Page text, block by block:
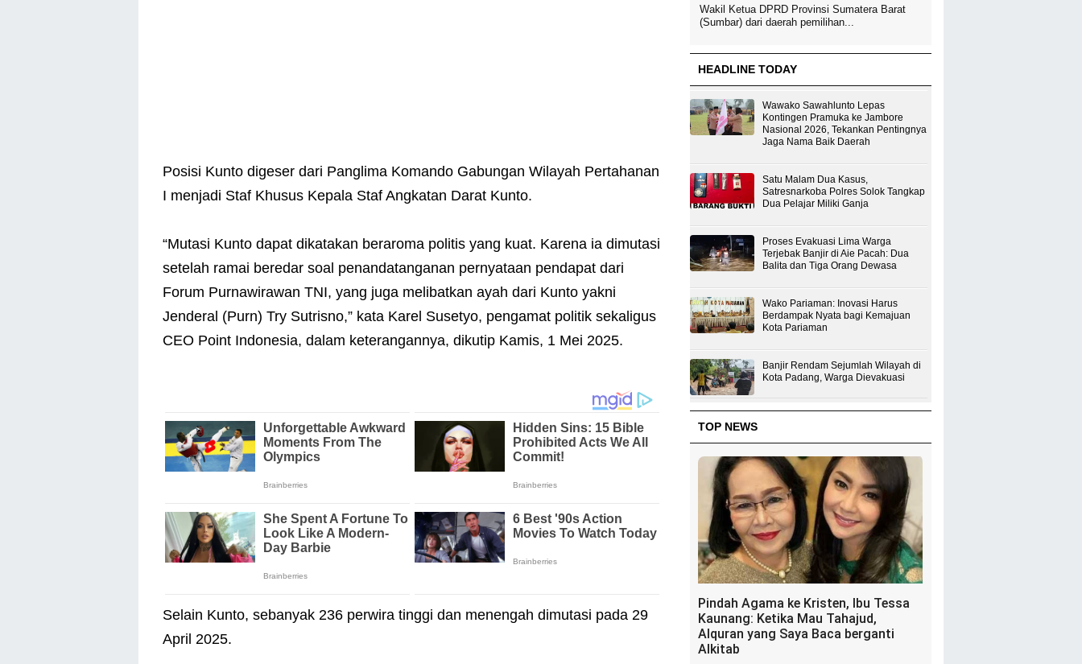
Posisi Kunto digeser dari Panglima Komando Gabungan Wilayah Pertahanan
I menjadi Staf Khusus Kepala Staf Angkatan Darat Kunto.
“Mutasi Kunto dapat dikatakan beraroma politis yang kuat. Karena ia dimutasi
setelah ramai beredar soal penandatanganan pernyataan pendapat dari
Forum Purnawirawan TNI, yang juga melibatkan ayah dari Kunto yakni
Jenderal (Purn) Try Sutrisno,” kata Karel Susetyo, pengamat politik sekaligus
CEO Point Indonesia, dalam keterangannya, dikutip Kamis, 1 Mei 2025.
Selain Kunto, sebanyak 236 perwira tinggi dan menengah dimutasi pada 29
April 2025.
Wakil Ketua DPRD Provinsi Sumatera Barat
(Sumbar) dari daerah pemilihan...
HEADLINE TODAY
Wawako Sawahlunto Lepas
Kontingen Pramuka ke Jambore
Nasional 2026, Tekankan Pentingnya
Jaga Nama Baik Daerah
Satu Malam Dua Kasus,
Satresnarkoba Polres Solok Tangkap
Dua Pelajar Miliki Ganja
Proses Evakuasi Lima Warga
Terjebak Banjir di Aie Pacah: Dua
Balita dan Tiga Orang Dewasa
Wako Pariaman: Inovasi Harus
Berdampak Nyata bagi Kemajuan
Kota Pariaman
Banjir Rendam Sejumlah Wilayah di
Kota Padang, Warga Dievakuasi
TOP NEWS
Pindah Agama ke Kristen, Ibu Tessa
Kaunang: Ketika Mau Tahajud,
Alquran yang Saya Baca berganti
Alkitab